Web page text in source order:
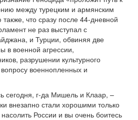
между турецким и армянским
что сразу после 44-дневной
не раз выступал с
и Турции, обвиняя две
в военной агрессии,
разрушении культурного
военнопленных и
сегодня, г-да Мишель и Клаар, –
внезапно стали хорошими только
России и вы очень боитесь